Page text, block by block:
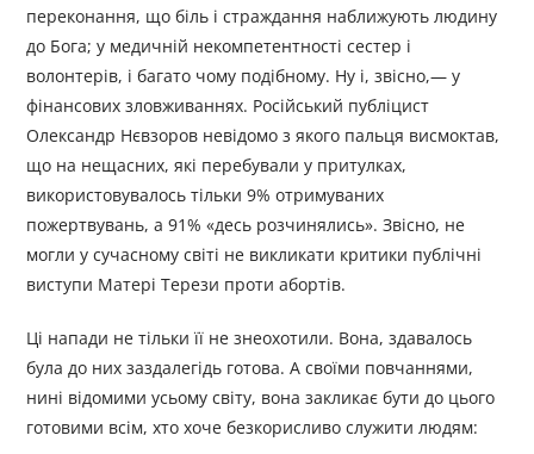
переконання, що біль і страждання наближують людину
до Бога; у медичній некомпетентності сестер і
волонтерів, і багато чому подібному. Ну і, звісно,— у
фінансових зловживаннях. Російський публіцист
Олександр Нєвзоров невідомо з якого пальця висмоктав,
що на нещасних, які перебували у притулках,
використовувалось тільки 9% отримуваних
пожертвувань, а 91% «десь розчинялись». Звісно, не
могли у сучасному світі не викликати критики публічні
виступи Матері Терези проти абортів.
Ці напади не тільки її не знеохотили. Вона, здавалось
була до них заздалегідь готова. А своїми повчаннями,
нині відомими усьому світу, вона закликає бути до цього
готовими всім, хто хоче безкорисливо служити людям: